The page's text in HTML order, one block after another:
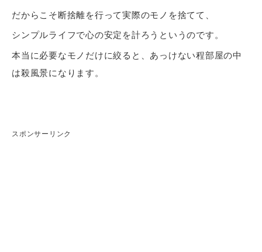
だからこそ断捨離を行って実際のモノを捨てて、
シンプルライフで心の安定を計ろうというのです。
本当に必要なモノだけに絞ると、あっけない程部屋の中
は殺風景になります。
スポンサーリンク